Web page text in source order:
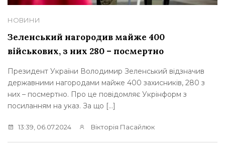
НОВИНИ
Зеленський нагородив майже 400
військових, з них 280 – посмертно
Президент України Володимир Зеленський відзначив
державними нагородами майже 400 захисників, 280 з
них – посмертно. Про це повідомляє Укрінформ з
посиланням на указ. За що […]
13:39, 06.07.2024 Вікторія Пасайлюк